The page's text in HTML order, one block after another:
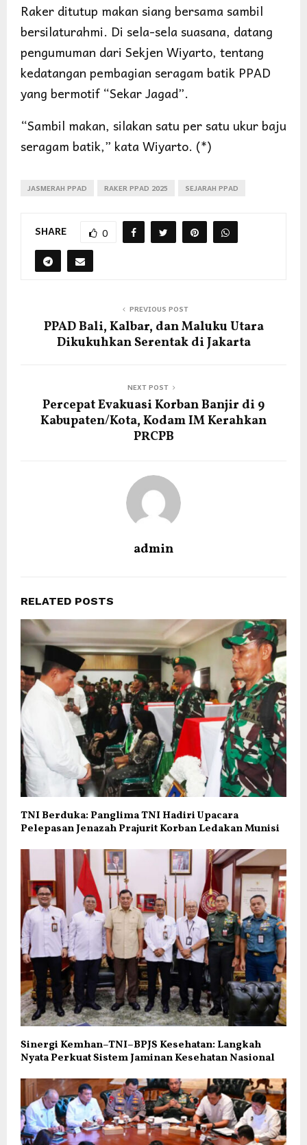
Raker ditutup makan siang bersama sambil
bersilaturahmi. Di sela-sela suasana, datang
pengumuman dari Sekjen Wiyarto, tentang
kedatangan pembagian seragam batik PPAD
yang bermotif “Sekar Jagad”.
“Sambil makan, silakan satu per satu ukur baju
seragam batik,” kata Wiyarto. (*)
JASMERAH PPAD RAKER PPAD 2025 SEJARAH PPAD
SHARE 0
PREVIOUS POST
PPAD Bali, Kalbar, dan Maluku Utara
Dikukuhkan Serentak di Jakarta
NEXT POST
Percepat Evakuasi Korban Banjir di 9
Kabupaten/Kota, Kodam IM Kerahkan
PRCPB
admin
RELATED POSTS
TNI Berduka: Panglima TNI Hadiri Upacara
Pelepasan Jenazah Prajurit Korban Ledakan Munisi
Sinergi Kemhan–TNI–BPJS Kesehatan: Langkah
Nyata Perkuat Sistem Jaminan Kesehatan Nasional